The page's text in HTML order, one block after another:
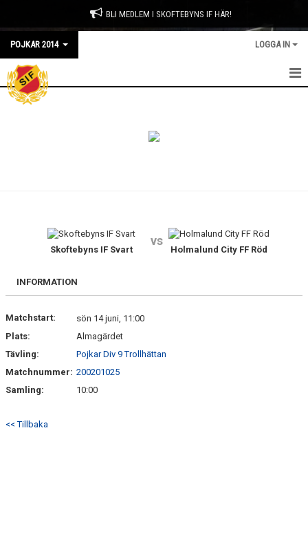
BLI MEDLEM I SKOFTEBYNS IF HÄR!
POJKAR 2014 LOGGA IN
HEM
BILDGALLERI
DOKUMENT
LÄNKAR
Skoftebyns IF Svart
vs
Holmalund City FF Röd
INFORMATION
Matchstart:
sön 14 juni, 11:00
Plats:
Almagärdet
Tävling:
Pojkar Div 9 Trollhättan
Matchnummer: 200201025
Samling:
10:00
<< Tillbaka